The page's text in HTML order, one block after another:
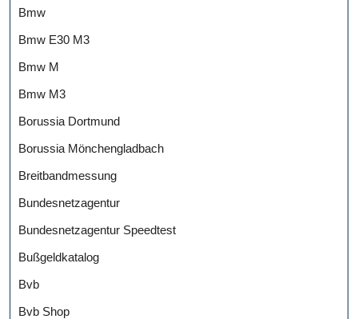
Bmw
Bmw E30 M3
Bmw M
Bmw M3
Borussia Dortmund
Borussia Mönchengladbach
Breitbandmessung
Bundesnetzagentur
Bundesnetzagentur Speedtest
Bußgeldkatalog
Bvb
Bvb Shop